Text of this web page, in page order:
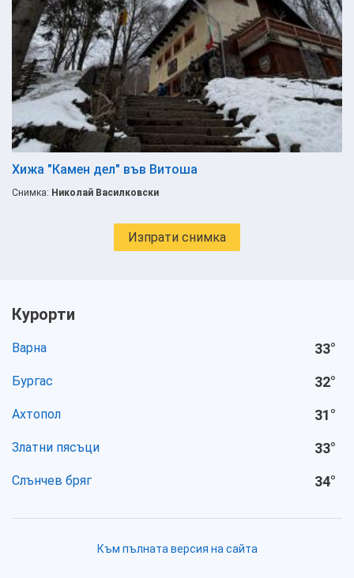
Хижа "Камен дел" във Витоша
Снимка: Николай Василковски
Изпрати снимка
Курорти
Варна 33°
Бургас 32°
Ахтопол 31°
Златни пясъци 33°
Слънчев бряг 34°
Към пълната версия на сайта